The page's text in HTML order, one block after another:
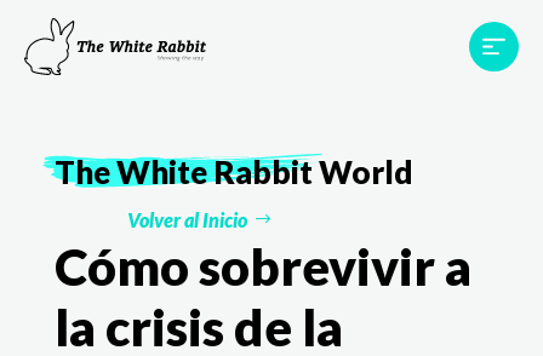
Proyectos
Testimonios
TWR World
The White RabbitWorld
Volver al Inicio
Cómo sobrevivir a
la crisis de la